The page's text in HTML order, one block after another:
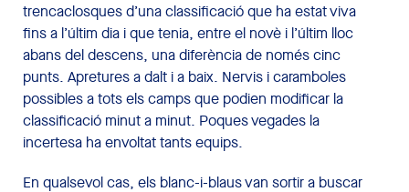
trencaclosques d’una classificació que ha estat viva
fins a l’últim dia i que tenia, entre el novè i l’últim lloc
abans del descens, una diferència de només cinc
punts. Apretures a dalt i a baix. Nervis i caramboles
possibles a tots els camps que podien modificar la
classificació minut a minut. Poques vegades la
incertesa ha envoltat tants equips.
En qualsevol cas, els blanc-i-blaus van sortir a buscar